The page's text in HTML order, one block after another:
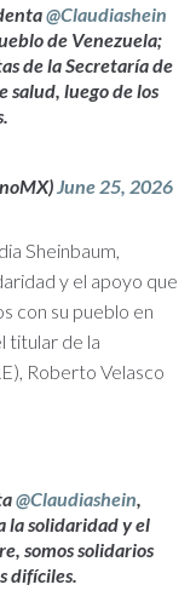
@Claudiashein
de Venezuela;
de la Secretaría de
salud, luego de los
June 25, 2026
Sheinbaum,
y el apoyo que
con su pueblo en
titular de la
Roberto Velasco
@Claudiashein,
la solidaridad y el
somos solidarios
difíciles.